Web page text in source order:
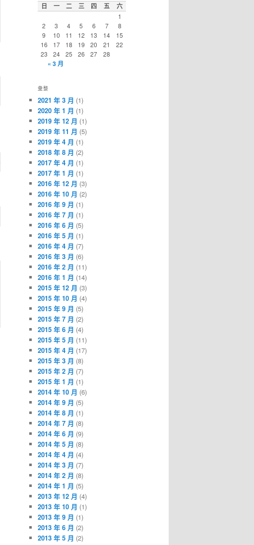
日 一 二 三 四 五 六
1
2
3 4 5 6 7
8
9
10 11 12 13 14
15
16
17 18 19 20 21
22
23
24 25 26 27 28
« 3 月
彙整
2021 年 3 月 (1)
2020 年 1 月 (1)
2019 年 12 月 (1)
2019 年 11 月 (5)
2019 年 4 月 (1)
2018 年 8 月 (2)
2017 年 4 月 (1)
2017 年 1 月 (1)
2016 年 12 月 (3)
2016 年 10 月 (2)
2016 年 9 月 (1)
2016 年 7 月 (1)
2016 年 6 月 (5)
2016 年 5 月 (1)
2016 年 4 月 (7)
2016 年 3 月 (6)
2016 年 2 月 (11)
2016 年 1 月 (14)
2015 年 12 月 (3)
2015 年 10 月 (4)
2015 年 9 月 (5)
2015 年 7 月 (2)
2015 年 6 月 (4)
2015 年 5 月 (11)
2015 年 4 月 (17)
2015 年 3 月 (8)
2015 年 2 月 (7)
2015 年 1 月 (1)
2014 年 10 月 (6)
2014 年 9 月 (5)
2014 年 8 月 (1)
2014 年 7 月 (8)
2014 年 6 月 (9)
2014 年 5 月 (8)
2014 年 4 月 (4)
2014 年 3 月 (7)
2014 年 2 月 (8)
2014 年 1 月 (5)
2013 年 12 月 (4)
2013 年 10 月 (1)
2013 年 9 月 (1)
2013 年 6 月 (2)
2013 年 5 月 (2)